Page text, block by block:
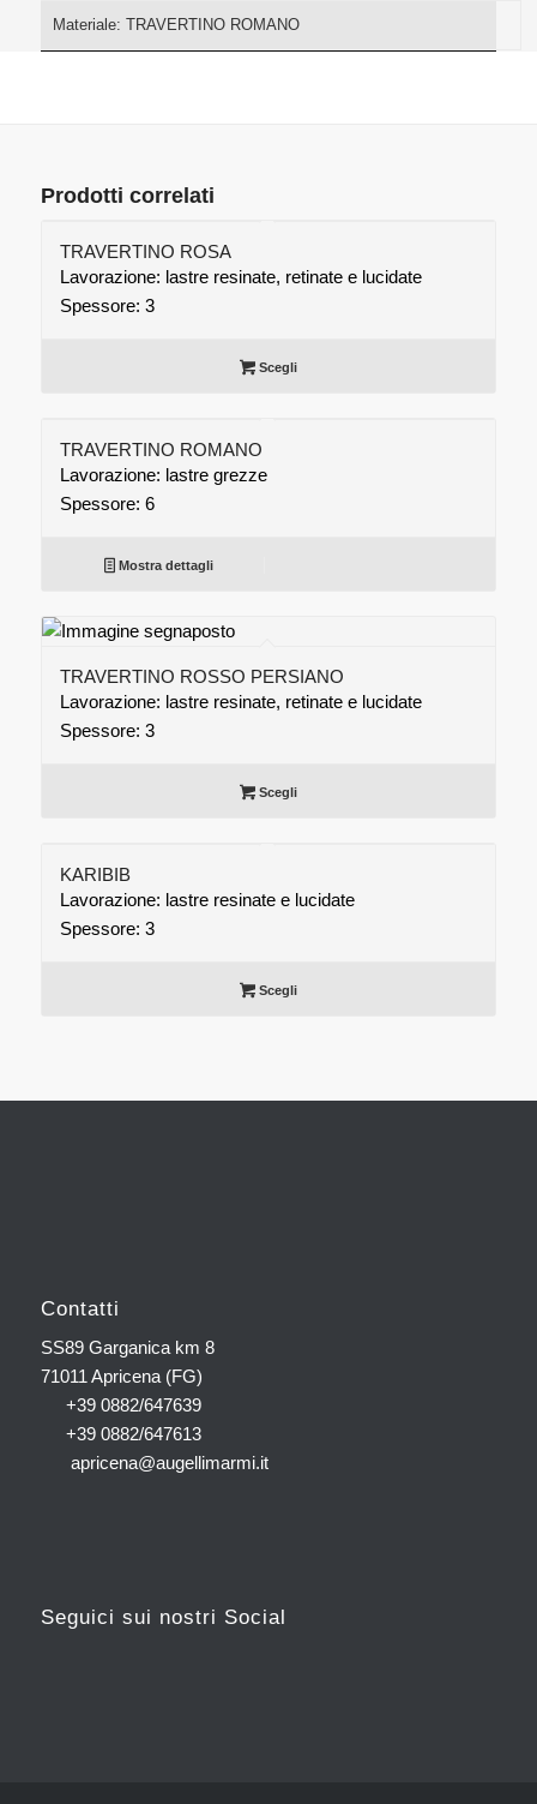
Materiale: TRAVERTINO ROMANO
Prodotti correlati
TRAVERTINO ROSA
Lavorazione: lastre resinate, retinate e lucidate
Spessore: 3
Scegli
TRAVERTINO ROMANO
Lavorazione: lastre grezze
Spessore: 6
Mostra dettagli
TRAVERTINO ROSSO PERSIANO
Lavorazione: lastre resinate, retinate e lucidate
Spessore: 3
Scegli
KARIBIB
Lavorazione: lastre resinate e lucidate
Spessore: 3
Scegli
Contatti
SS89 Garganica km 8
71011 Apricena (FG)
+39 0882/647639
+39 0882/647613
apricena@augellimarmi.it
Seguici sui nostri Social